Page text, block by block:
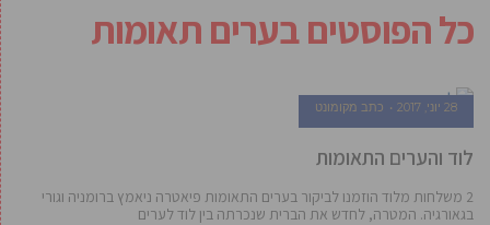
כל הפוסטים בערים תאומות
28 יוני, 2017 כתב מקומונט
לוד והערים התאומות
2 משלחות מלוד הוזמנו לביקור בערים התאומות פיאטרה ניאמץ ברומניה וגורי
בגאורגיה. המטרה, לחדש את הברית שנכרתה בין לוד לערים